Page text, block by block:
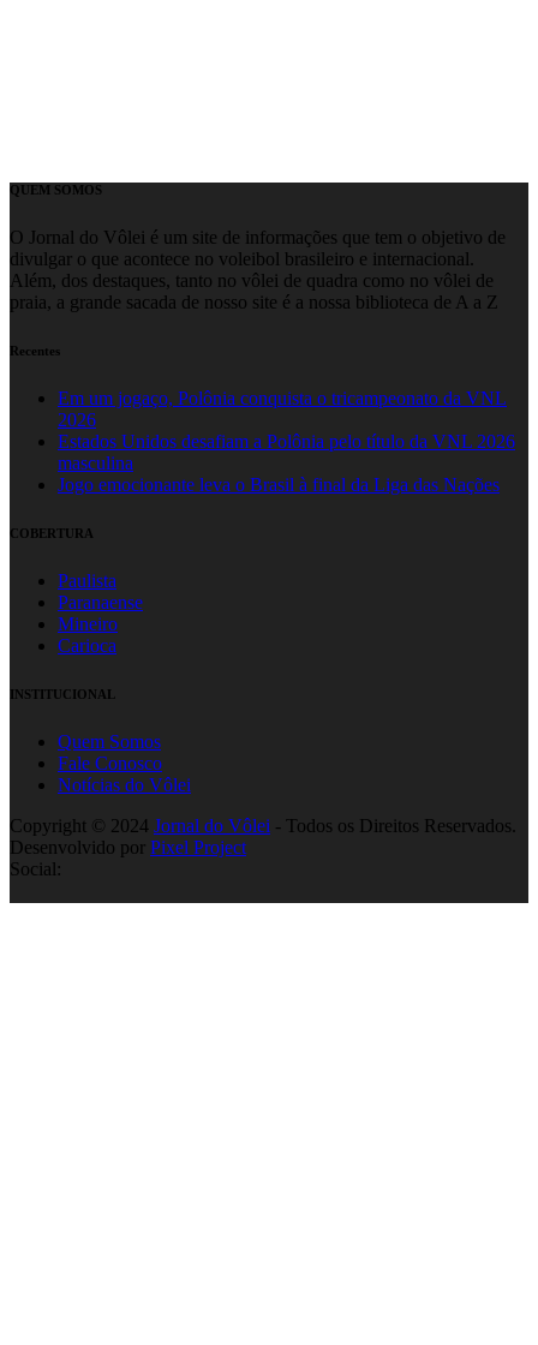
QUEM SOMOS
O Jornal do Vôlei é um site de informações que tem o objetivo de
divulgar o que acontece no voleibol brasileiro e internacional.
Além, dos destaques, tanto no vôlei de quadra como no vôlei de
praia, a grande sacada de nosso site é a nossa biblioteca de A a Z
Recentes
Em um jogaço, Polônia conquista o tricampeonato da VNL
2026
Estados Unidos desafiam a Polônia pelo título da VNL 2026
masculina
Jogo emocionante leva o Brasil à final da Liga das Nações
COBERTURA
Paulista
Paranaense
Mineiro
Carioca
INSTITUCIONAL
Quem Somos
Fale Conosco
Notícias do Vôlei
Copyright © 2024 Jornal do Vôlei - Todos os Direitos Reservados.
Desenvolvido por Pixel Project
Social: